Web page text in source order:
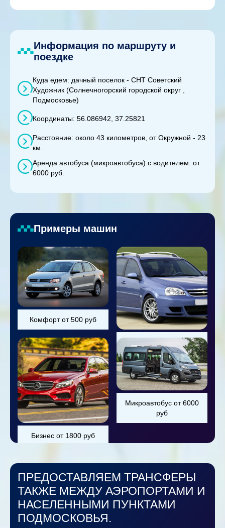
Информация по маршруту и
поездке
Куда едем: дачный поселок - СНТ Советский
Художник (Солнечногорский городской округ ,
Подмосковье)
Координаты: 56.086942, 37.25821
Расстояние: около 43 километров, от Окружной - 23
км.
Аренда автобуса (микроавтобуса) с водителем: от
6000 руб.
Примеры машин
Комфорт от 500 руб
Универсал от 800 руб
Бизнес от 1800 руб
Микроавтобус от 6000
руб
ПРЕДОСТАВЛЯЕМ ТРАНСФЕРЫ
ТАКЖЕ МЕЖДУ АЭРОПОРТАМИ И
НАСЕЛЕННЫМИ ПУНКТАМИ
ПОДМОСКОВЬЯ.